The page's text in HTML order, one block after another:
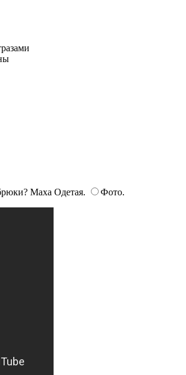
Маха Одетая. Фото.